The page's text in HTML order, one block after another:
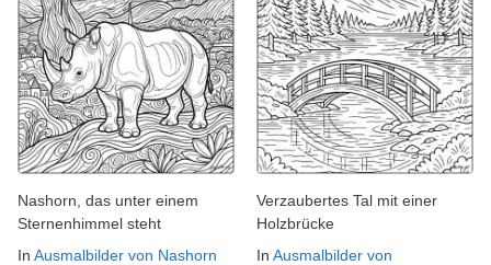
Nashorn, das unter einem
Sternenhimmel steht
In Ausmalbilder von Nashorn
Verzaubertes Tal mit einer
Holzbrücke
In Ausmalbilder von